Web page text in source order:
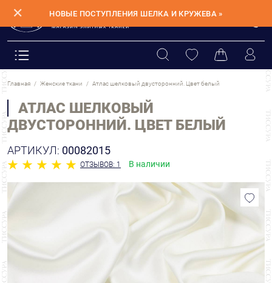
✕ НОВЫЕ ПОСТУПЛЕНИЯ ШЕЛКА И КРУЖЕВА »
Главная Женские ткани Атлас шелковый двусторонний. Цвет белый
АТЛАС ШЕЛКОВЫЙ
ДВУСТОРОННИЙ. ЦВЕТ БЕЛЫЙ
АРТИКУЛ: 00082015
ОТЗЫВОВ: 1 В наличии